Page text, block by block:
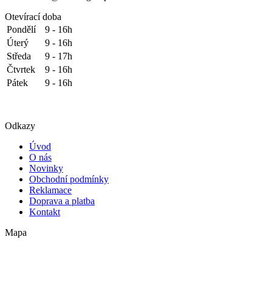
Otevírací doba
Pondělí
9 - 16h
Úterý
9 - 16h
Středa
9 - 17h
Čtvrtek
9 - 16h
Pátek
9 - 16h
Odkazy
Úvod
O nás
Novinky
Obchodní podmínky
Reklamace
Doprava a platba
Kontakt
Mapa